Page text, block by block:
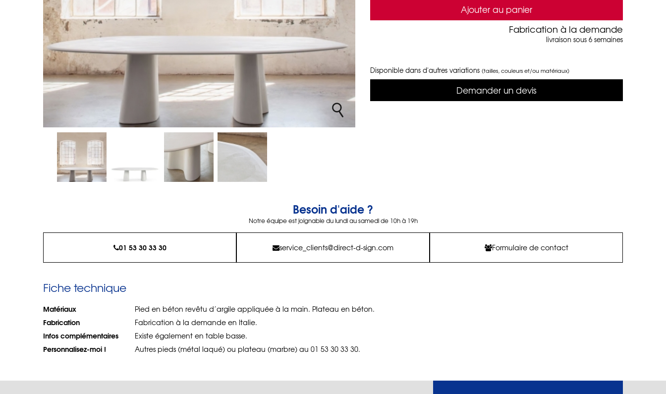
Ajouter au panier
Fabrication à la demande
livraison sous 6 semaines
Disponible dans d'autres variations (tailles, couleurs et/ou matériaux)
Demander un devis
Besoin d'aide ?
Notre équipe est joignable du lundi au samedi de 10h à 19h
01 53 30 33 30 service_clients@direct-d-sign.com Formulaire de contact
Fiche technique
Matériaux Pied en béton revêtu d’argile appliquée à la main. Plateau en béton.
Fabrication Fabrication à la demande en Italie.
Infos complémentaires Existe également en table basse.
Personnalisez-moi ! Autres pieds (métal laqué) ou plateau (marbre) au 01 53 30 33 30.